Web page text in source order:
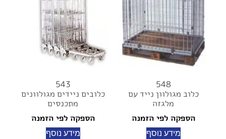
548
כלוב מגולוון נייד עם
מלגזה
הספקה לפי הזמנה
מידע נוסף
543
כלובים ניידים מגולוונים
מתכנסים
הספקה לפי הזמנה
מידע נוסף